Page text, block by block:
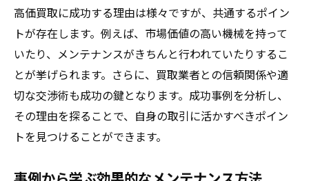
高価買取に成功する理由は様々ですが、共通するポイン
トが存在します。例えば、市場価値の高い機械を持って
いたり、メンテナンスがきちんと行われていたりするこ
とが挙げられます。さらに、買取業者との信頼関係や適
切な交渉術も成功の鍵となります。成功事例を分析し、
その理由を探ることで、自身の取引に活かすべきポイン
トを見つけることができます。